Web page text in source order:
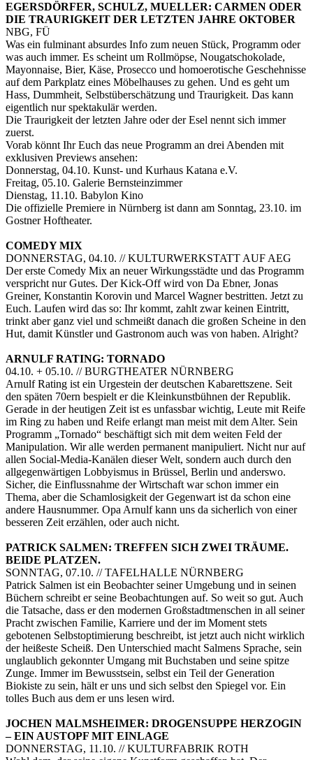
EGERSDÖRFER, SCHULZ, MUELLER: CARMEN ODER
DIE TRAURIGKEIT DER LETZTEN JAHRE OKTOBER
NBG, FÜ
Was ein fulminant absurdes Info zum neuen Stück, Programm oder
was auch immer. Es scheint um Rollmöpse, Nougatschokolade,
Mayonnaise, Bier, Käse, Prosecco und homoerotische Geschehnisse
auf dem Parkplatz eines Möbelhauses zu gehen. Und es geht um
Hass, Dummheit, Selbstüberschätzung und Traurigkeit. Das kann
eigentlich nur spektakulär werden.
Die Traurigkeit der letzten Jahre oder der Esel nennt sich immer
zuerst.
Vorab könnt Ihr Euch das neue Programm an drei Abenden mit
exklusiven Previews ansehen:
Donnerstag, 04.10. Kunst- und Kurhaus Katana e.V.
Freitag, 05.10. Galerie Bernsteinzimmer
Dienstag, 11.10. Babylon Kino
Die offizielle Premiere in Nürnberg ist dann am Sonntag, 23.10. im
Gostner Hoftheater.
COMEDY MIX
DONNERSTAG, 04.10. // KULTURWERKSTATT AUF AEG
Der erste Comedy Mix an neuer Wirkungsstädte und das Programm
verspricht nur Gutes. Der Kick-Off wird von Da Ebner, Jonas
Greiner, Konstantin Korovin und Marcel Wagner bestritten. Jetzt zu
Euch. Laufen wird das so: Ihr kommt, zahlt zwar keinen Eintritt,
trinkt aber ganz viel und schmeißt danach die großen Scheine in den
Hut, damit Künstler und Gastronom auch was von haben. Alright?
ARNULF RATING: TORNADO
04.10. + 05.10. // BURGTHEATER NÜRNBERG
Arnulf Rating ist ein Urgestein der deutschen Kabarettszene. Seit
den späten 70ern bespielt er die Kleinkunstbühnen der Republik.
Gerade in der heutigen Zeit ist es unfassbar wichtig, Leute mit Reife
im Ring zu haben und Reife erlangt man meist mit dem Alter. Sein
Programm „Tornado“ beschäftigt sich mit dem weiten Feld der
Manipulation. Wir alle werden permanent manipuliert. Nicht nur auf
allen Social-Media-Kanälen dieser Welt, sondern auch durch den
allgegenwärtigen Lobbyismus in Brüssel, Berlin und anderswo.
Sicher, die Einflussnahme der Wirtschaft war schon immer ein
Thema, aber die Schamlosigkeit der Gegenwart ist da schon eine
andere Hausnummer. Opa Arnulf kann uns da sicherlich von einer
besseren Zeit erzählen, oder auch nicht.
PATRICK SALMEN: TREFFEN SICH ZWEI TRÄUME.
BEIDE PLATZEN.
SONNTAG, 07.10. // TAFELHALLE NÜRNBERG
Patrick Salmen ist ein Beobachter seiner Umgebung und in seinen
Büchern schreibt er seine Beobachtungen auf. So weit so gut. Auch
die Tatsache, dass er den modernen Großstadtmenschen in all seiner
Pracht zwischen Familie, Karriere und der im Moment stets
gebotenen Selbstoptimierung beschreibt, ist jetzt auch nicht wirklich
der heißeste Scheiß. Den Unterschied macht Salmens Sprache, sein
unglaublich gekonnter Umgang mit Buchstaben und seine spitze
Zunge. Immer im Bewusstsein, selbst ein Teil der Generation
Biokiste zu sein, hält er uns und sich selbst den Spiegel vor. Ein
tolles Buch aus dem er uns lesen wird.
JOCHEN MALMSHEIMER: DROGENSUPPE HERZOGIN
– EIN AUSTOPF MIT EINLAGE
DONNERSTAG, 11.10. // KULTURFABRIK ROTH